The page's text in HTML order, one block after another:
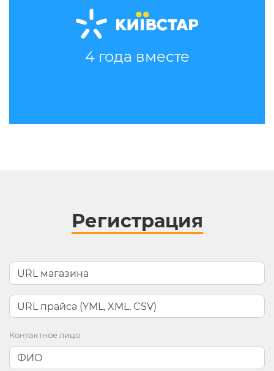
4 года вместе
Регистрация
Контактное лицо